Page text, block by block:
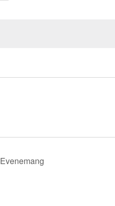
Evenemang